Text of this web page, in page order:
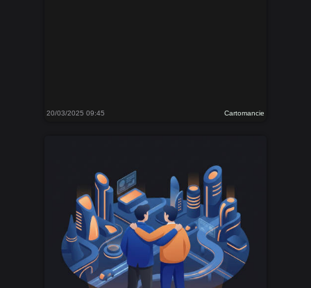
20/03/2025 09:45 Cartomancie